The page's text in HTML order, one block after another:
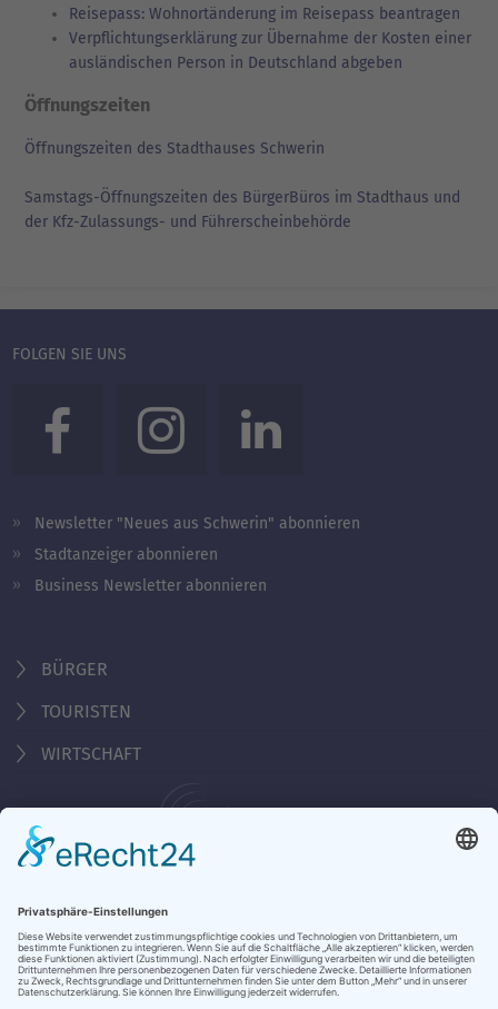
Reisepass: Wohnortänderung im Reisepass beantragen
Verpflichtungserklärung zur Übernahme der Kosten einer
ausländischen Person in Deutschland abgeben
Öffnungszeiten
Öffnungszeiten des Stadthauses Schwerin
Samstags-Öffnungszeiten des BürgerBüros im Stadthaus und
der Kfz-Zulassungs- und Führerscheinbehörde
FOLGEN SIE UNS
Newsletter "Neues aus Schwerin" abonnieren
Stadtanzeiger abonnieren
Business Newsletter abonnieren
BÜRGER
TOURISTEN
WIRTSCHAFT
Behördennummer 115
KONTAKT
NOTRUFE & HOTLINES
JOBS
STADTANZEIGER
BROSCHÜREN
PRESSE
DATENSCHUTZ